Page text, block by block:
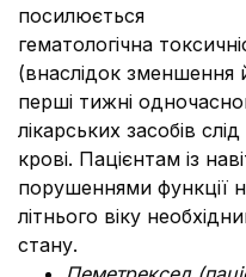
посилюється
гематологічна
(внаслідок зменшення
перші тижні
лікарських засобів
крові. Пацієнтам із
порушеннями функції
літнього віку
стану.